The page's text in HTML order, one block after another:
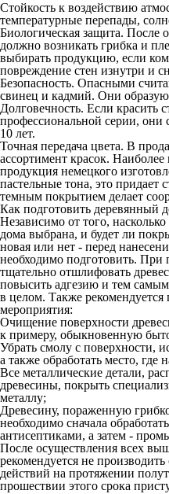
Стойкость к воздействию
температурные перепады,
Биологическая защита. После
должно возникать грибка и
выбирать продукцию, если
повреждение стен изнутри и
Безопасность. Опасными
свинец и кадмий. Они
Долговечность. Если красить
профессиональной серии, они
10 лет.
Точная передача цвета. В
ассортимент красок. Наиболее
продукция немецкого
пастельные тона, это придает
темным покрытием делает
Как подготовить деревянный
Независимо от того,
дома выбрана, и будет ли
новая или нет - перед
необходимо подготовить. При
тщательно отшлифовать
повысить адгезию и тем
в целом. Также
мероприятия:
Очищение поверхности
к примеру, обыкновенную
Убрать смолу с поверхности,
а также обработать место, где
Все металлические детали,
древесины, покрыть
металлу;
Древесину, пораженную
необходимо сначала
антисептиками, а затем -
После осуществления всех
рекомендуется не
действий на протяжении
прошествии этого срока